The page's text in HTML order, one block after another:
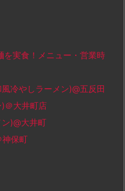
を実食！メニュー・営業時
冷やしラーメン)@五反田
＠大井町店
)@大井町
神保町